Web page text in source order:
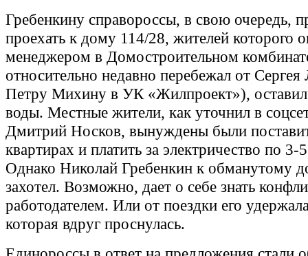
Гребенкину справороссы, в свою очередь,
проехать к дому 114/28, жителей которого
менеджером в Домостроительном
относительно недавно перебежал от Сергея
Петру Михину в УК «Жилпроект»), оставил
воды. Местные жители, как уточнил в
Дмитрий Носков, вынуждены были
квартирах и платить за электричество по 3-
Однако Николай Гребенкин к обманутому
захотел. Возможно, дает о себе знать
работодателем. Или от поездки его
которая вдруг проснулась.